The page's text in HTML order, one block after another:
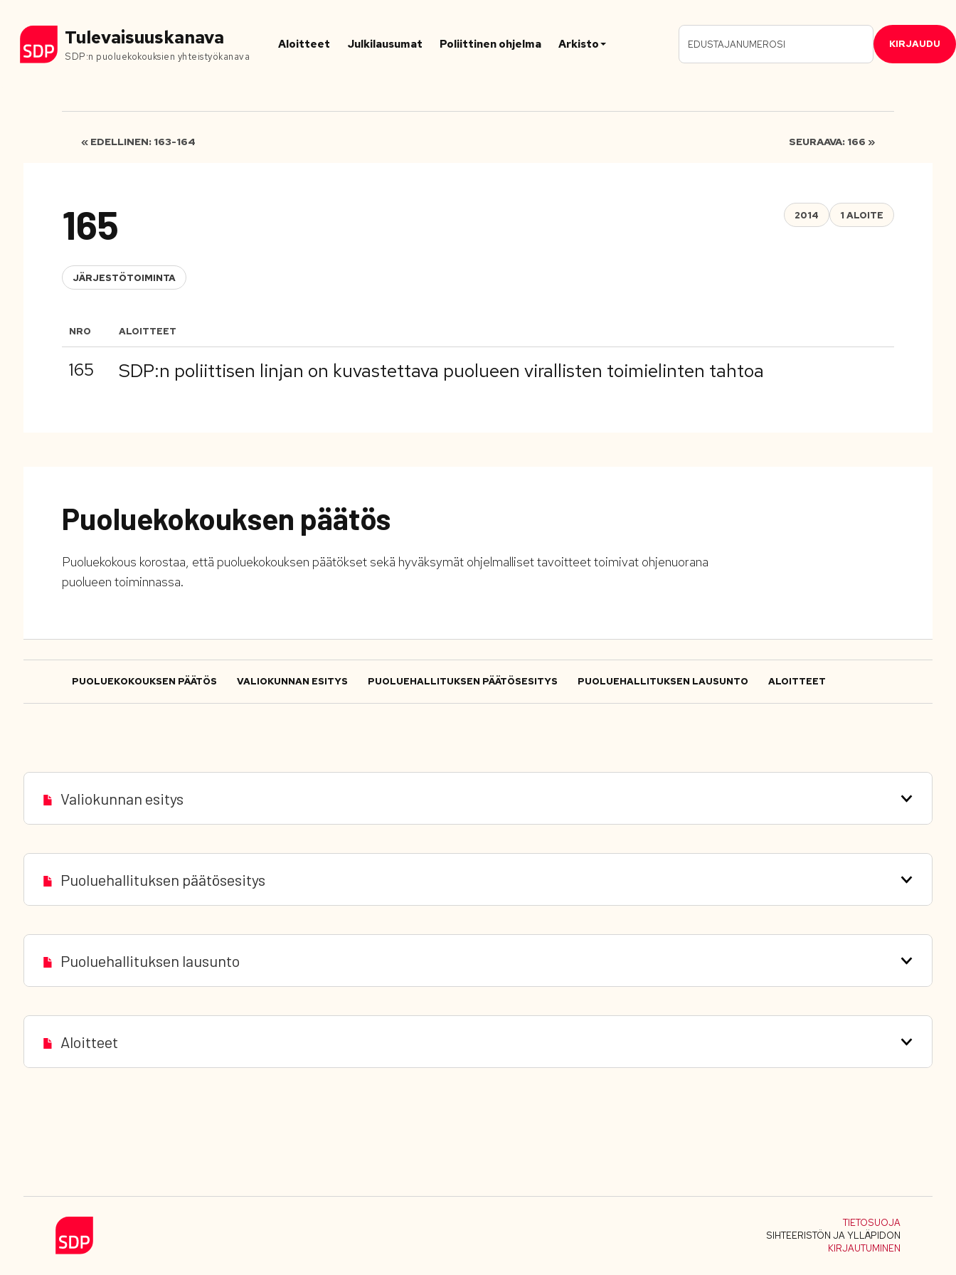
Tulevaisuuskanava
SDP:n puoluekokouksien yhteistyökanava
Aloitteet Julkilausumat Poliittinen ohjelma Arkisto KIRJAUDU
« EDELLINEN: 163-164 SEURAAVA: 166 »
165
JÄRJESTÖTOIMINTA
2014 1 ALOITE
NRO ALOITTEET
165 SDP:n poliittisen linjan on kuvastettava puolueen virallisten toimielinten tahtoa
Puoluekokouksen päätös
Puoluekokous korostaa, että puoluekokouksen päätökset sekä hyväksymät ohjelmalliset tavoitteet toimivat ohjenuorana
puolueen toiminnassa.
PUOLUEKOKOUKSEN PÄÄTÖS VALIOKUNNAN ESITYS PUOLUEHALLITUKSEN PÄÄTÖSESITYS PUOLUEHALLITUKSEN LAUSUNTO ALOITTEET
Valiokunnan esitys
Puoluehallituksen päätösesitys
Puoluehallituksen lausunto
Aloitteet
TIETOSUOJA
SIHTEERISTÖN JA YLLÄPIDON
KIRJAUTUMINEN